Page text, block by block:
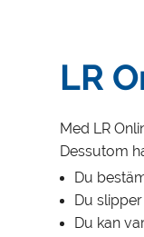
LR
Med LR
Dessutom
Du
Du
Du kan